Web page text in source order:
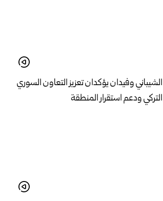
الشيباني وفيدان يؤكدان تعزيز التعاون السوري
التركي ودعم استقرار المنطقة